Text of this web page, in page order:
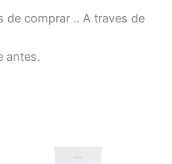
de comprar .. A traves de
antes.